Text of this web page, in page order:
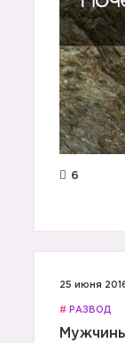
6
25 июня
# РАЗВОД